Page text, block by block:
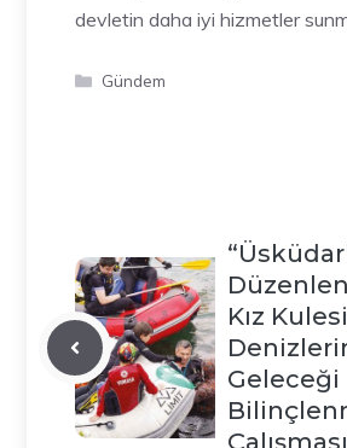
devletin daha iyi hizmetler
Kategoriler
Gündem
Kız
Geleceği